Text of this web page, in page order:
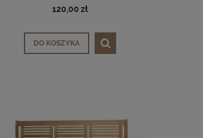
120,00 zł
DO KOSZYKA